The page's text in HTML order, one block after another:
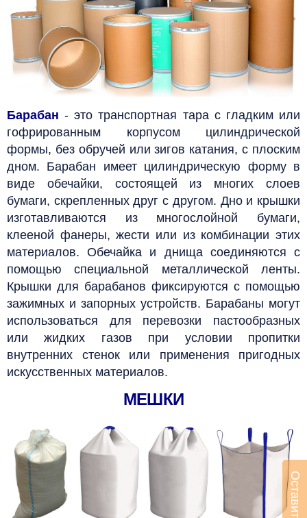
Барабан - это транспортная тара с гладким или
гофрированным корпусом цилиндрической
формы, без обручей или зигов катания, с плоским
дном. Барабан имеет цилиндрическую форму в
виде обечайки, состоящей из многих слоев
бумаги, скрепленных друг с другом. Дно и крышки
изготавливаются из многослойной бумаги,
клееной фанеры, жести или из комбинации этих
материалов.Обечайка и днища соединяются с
помощью специальной металлической ленты.
Крышки для барабанов фиксируются с помощью
зажимных и запорных устройств. Барабаны могут
использоваться для перевозки пастообразных
или жидких газов при условии пропитки
внутренних стенок или применения пригодных
искусственных материалов.
МЕШКИ